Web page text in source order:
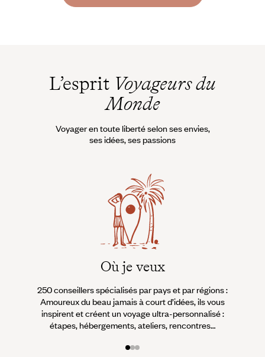
L’esprit Voyageurs du
Monde
Voyager en toute liberté selon ses envies,
ses idées, ses passions
Où je veux
250 conseillers spécialisés par pays et par régions :
Amoureux du beau jamais à court d’idées, ils vous
inspirent et créent un voyage ultra-personnalisé :
étapes, hébergements, ateliers, rencontres…